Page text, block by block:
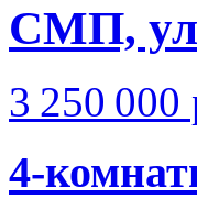
СМП,
3 250 000
4-